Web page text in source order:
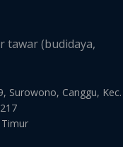
tawar (budidaya,
Surowono, Canggu, Kec.
Timur